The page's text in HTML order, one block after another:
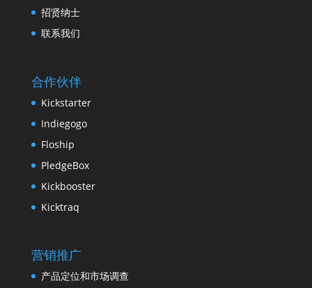
招贤纳士
联系我们
合作伙伴
Kickstarter
Indiegogo
Floship
PledgeBox
Kickbooster
Kicktraq
营销推广
产品定位和市场调查